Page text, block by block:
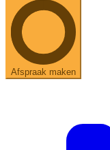
Afspraak maken